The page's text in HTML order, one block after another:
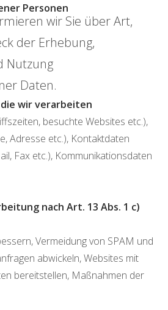
Personen
wir Sie über Art,
der Erhebung,
Nutzung
Daten.
wir verarbeiten
besuchte Websites etc.),
Adresse etc.), Kontaktdaten
Fax etc.), Kommunikationsdaten
nach Art. 13 Abs. 1 c)
Vermeidung von SPAM und
abwickeln, Websites mit
bereitstellen, Maßnahmen der